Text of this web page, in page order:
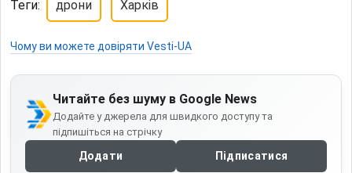
Теги: дрони Харків
Чому ви можете довіряти Vesti-UA
Читайте без шуму в Google News
Додайте у джерела для швидкого доступу та
підпишіться на стрічку
Додати Підписатися